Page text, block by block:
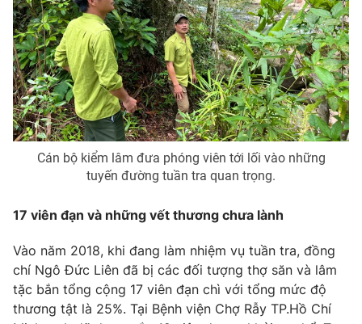
Cán bộ kiểm lâm đưa phóng viên tới lối vào những
tuyến đường tuần tra quan trọng.
17 viên đạn và những vết thương chưa lành
Vào năm 2018, khi đang làm nhiệm vụ tuần tra, đồng
chí Ngô Đức Liên đã bị các đối tượng thợ săn và lâm
tặc bắn tổng cộng 17 viên đạn chì với tổng mức độ
thương tật là 25%. Tại Bệnh viện Chợ Rẫy TP.Hồ Chí